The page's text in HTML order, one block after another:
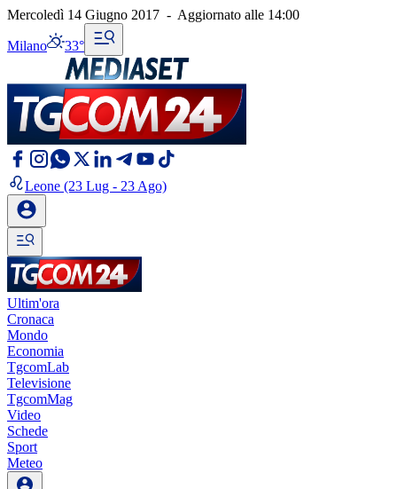
Mercoledì 14 Giugno 2017 - Aggiornato alle 14:00
Milano 33°
Leone (23 Lug - 23 Ago)
Ultim'ora
Cronaca
Mondo
Economia
TgcomLab
Televisione
TgcomMag
Video
Schede
Sport
Meteo